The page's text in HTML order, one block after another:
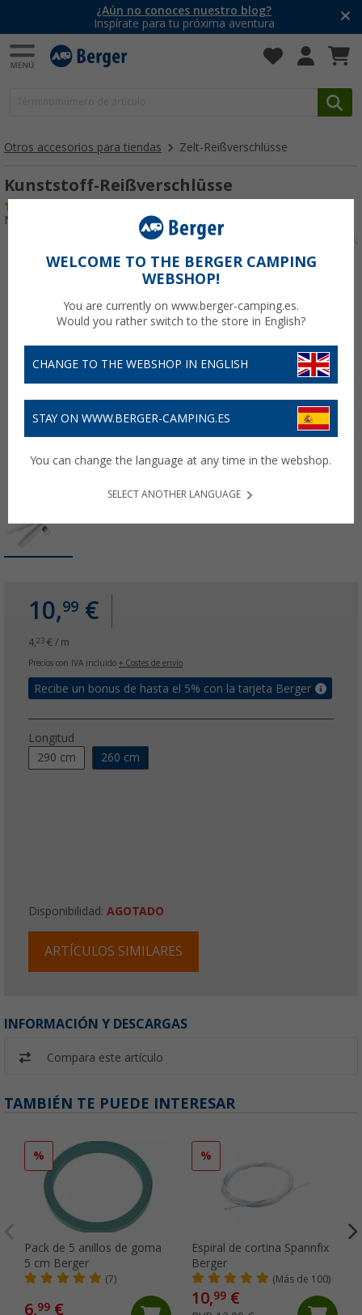
¿Aún no conoces nuestro blog?
Inspírate para tu próxima aventura
Otros accesorios para tiendas Zelt-Reißverschlüsse
Kunststoff-Reißverschlüsse
Nº de artículo 412300
10,99 €
4,23 € / m
Precios con IVA incluido + Costes de envío
Recibe un bonus de hasta el 5% con la tarjeta Berger
Longitud
290 cm
260 cm
Disponibilidad: AGOTADO
ARTÍCULOS SIMILARES
INFORMACIÓN Y DESCARGAS
Compara este artículo
TAMBIÉN TE PUEDE INTERESAR
%
Pack de 5 anillos de goma
5 cm Berger
(7)
6,99 €
%
Espiral de cortina Spannfix
Berger
(Más de 100)
10,99€
WELCOME TO THE BERGER CAMPING
WEBSHOP!
You are currently on www.berger-camping.es.
Would you rather switch to the store in English?
CHANGE TO THE WEBSHOP IN ENGLISH
STAY ON WWW.BERGER-CAMPING.ES
You can change the language at any time in the webshop.
SELECT ANOTHER LANGUAGE